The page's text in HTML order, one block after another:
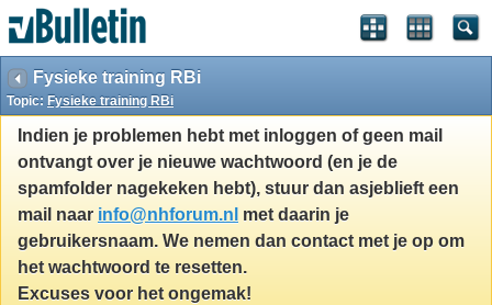
Fysieke training RBi
Topic: Fysieke training RBi
Indien je problemen hebt met inloggen of geen mail
ontvangt over je nieuwe wachtwoord (en je de
spamfolder nagekeken hebt), stuur dan asjeblieft een
mail naar info@nhforum.nl met daarin je
gebruikersnaam. We nemen dan contact met je op om
het wachtwoord te resetten.
Excuses voor het ongemak!